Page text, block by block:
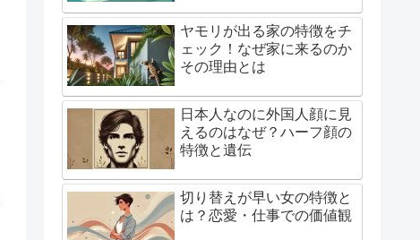
ヤモリが出る家の特徴をチ
ェック！なぜ家に来るのか
その理由とは
日本人なのに外国人顔に見
えるのはなぜ？ハーフ顔の
特徴と遺伝
切り替えが早い女の特徴と
は？恋愛・仕事での価値観